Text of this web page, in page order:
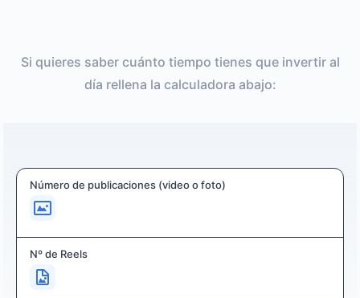
Si quieres saber cuánto tiempo tienes que invertir al
día rellena la calculadora abajo:
Número de publicaciones (video o foto)
Nº de Reels